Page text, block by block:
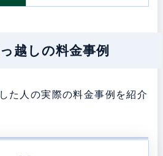
越しの料金事例
た人の実際の料金事例を紹介